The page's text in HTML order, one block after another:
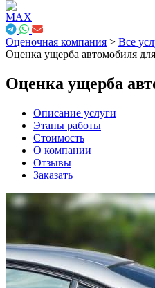
Оценочная компания > Все
Оценка ущерба автомобиля
Оценка ущерба
Описание услуги
Этапы работы
Стоимость
О компании
Отзывы
Заказать